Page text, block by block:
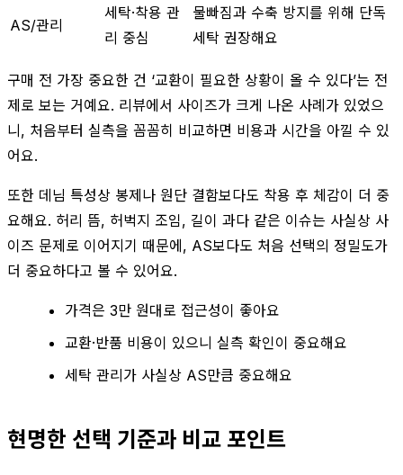
AS/관리
세탁·착용 관
리 중심
물빠짐과 수축 방지를 위해 단독
세탁 권장해요
구매 전 가장 중요한 건 ‘교환이 필요한 상황이 올 수 있다’는 전
제로 보는 거예요. 리뷰에서 사이즈가 크게 나온 사례가 있었으
니, 처음부터 실측을 꼼꼼히 비교하면 비용과 시간을 아낄 수 있
어요.
또한 데님 특성상 봉제나 원단 결함보다도 착용 후 체감이 더 중
요해요. 허리 뜸, 허벅지 조임, 길이 과다 같은 이슈는 사실상 사
이즈 문제로 이어지기 때문에, AS보다도 처음 선택의 정밀도가
더 중요하다고 볼 수 있어요.
가격은 3만 원대로 접근성이 좋아요
교환·반품 비용이 있으니 실측 확인이 중요해요
세탁 관리가 사실상 AS만큼 중요해요
현명한 선택 기준과 비교 포인트